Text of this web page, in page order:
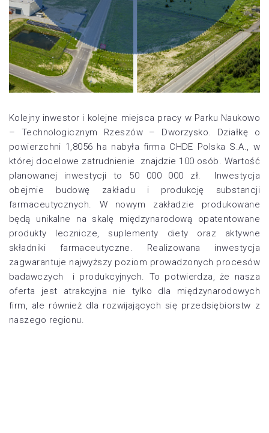
Kolejny inwestor i kolejne miejsca pracy w Parku Naukowo
– Technologicznym Rzeszów – Dworzysko. Działkę o
powierzchni 1,8056 ha nabyła firma CHDE Polska S.A., w
której docelowe zatrudnienie znajdzie 100 osób. Wartość
planowanej inwestycji to 50 000 000 zł. Inwestycja
obejmie budowę zakładu i produkcję substancji
farmaceutycznych. W nowym zakładzie produkowane
będą unikalne na skalę międzynarodową opatentowane
produkty lecznicze, suplementy diety oraz aktywne
składniki farmaceutyczne. Realizowana inwestycja
zagwarantuje najwyższy poziom prowadzonych procesów
badawczych i produkcyjnych. To potwierdza, że nasza
oferta jest atrakcyjna nie tylko dla międzynarodowych
firm, ale również dla rozwijających się przedsiębiorstw z
naszego regionu.